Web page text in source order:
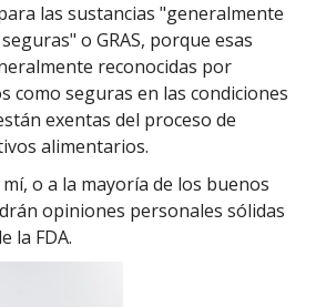
las sustancias "generalmente
o GRAS, porque esas
reconocidas por
como seguras en las condiciones
exentas del proceso de
alimentarios.
o a la mayoría de los buenos
opiniones personales sólidas
la FDA.